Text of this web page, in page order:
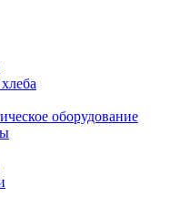
оборудование